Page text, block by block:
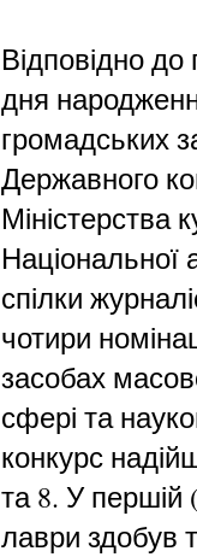
Відповідно
дня
громадських
Державного
Міністерства
Національної
спілки
чотири
засобах
сфері та
конкурс
та 8. У першій
лаври здобув